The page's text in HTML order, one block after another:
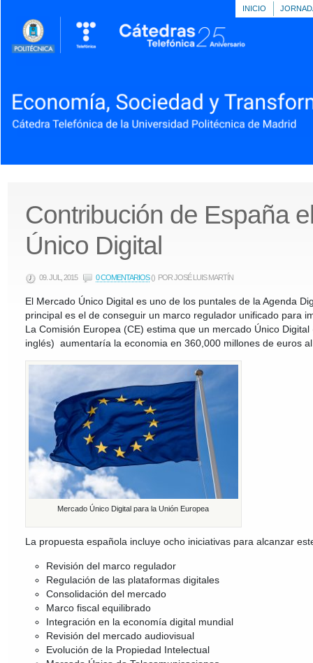
INICIO
Contribución de España
Único Digital
09. JUL, 2015 0 COMENTARIOS() POR JOSÉ LUIS MARTÍN
El Mercado Único Digital es uno de los puntales de la Agenda
principal es el de conseguir un marco regulador unificado para
La Comisión Europea (CE) estima que un mercado Único
inglés) aumentaría la economia en 360,000 millones de euros
Mercado Único Digital para la Unión Europea
La propuesta española incluye ocho iniciativas para alcanzar
Revisión del marco regulador
Regulación de las plataformas digitales
Consolidación del mercado
Marco fiscal equilibrado
Integración en la economía digital mundial
Revisión del mercado audiovisual
Evolución de la Propiedad Intelectual